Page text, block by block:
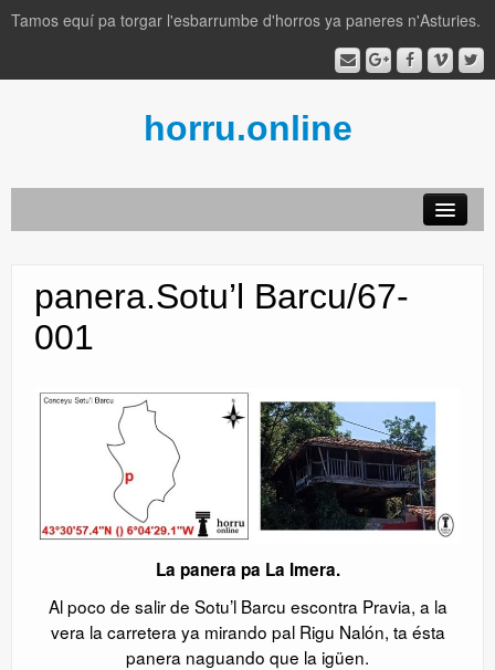
Tamos equí pa torgar l'esbarrumbe d'horros ya paneres n'Asturies.
horru.online
por conceyos
llexislación
lliteratura
panera.Sotu’l Barcu/67-
001
La panera pa La Imera.
Al poco de salir de Sotu’l Barcu escontra Pravia, a la
vera la carretera ya mirando pal Rigu Nalón, ta ésta
panera naguando que la igüen.